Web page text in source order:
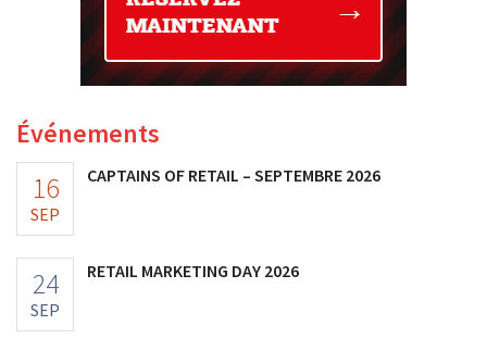
Événements
16
SEP
CAPTAINS OF RETAIL – SEPTEMBRE 2026
24
SEP
RETAIL MARKETING DAY 2026